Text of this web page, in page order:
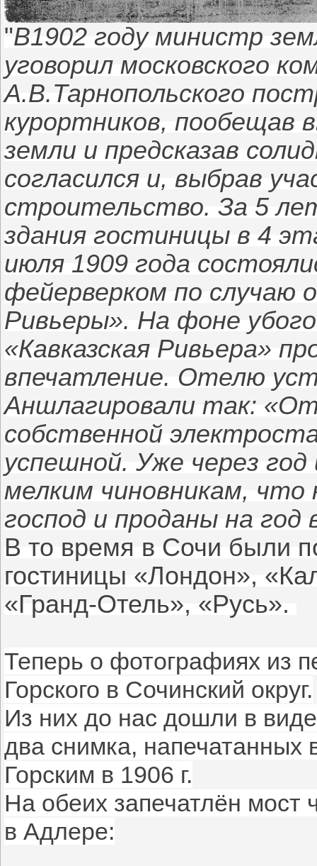
"В1902 году министр
уговорил московского
А.В.Тарнопольского
курортников, пообещав
земли и предсказав
согласился и, выбрав
строительство. За 5
здания гостиницы в 4
июля 1909 года
фейерверком по случаю
Ривьеры». На фоне
«Кавказская Ривьера»
впечатление. Отелю
Аншлагировали так:
собственной
успешной. Уже через
мелким чиновникам, что
господ и проданы на год
В то время в Сочи были
гостиницы «Лондон»,
«Гранд-Отель», «Русь».
Теперь о фотографиях из
Горского в Сочинский округ.
Из них до нас дошли в
два снимка, напечатанных
Горским в 1906 г.
На обеих запечатлён
в Адлере: